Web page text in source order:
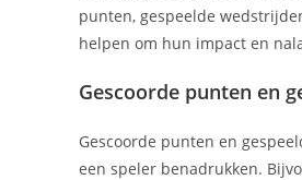
punten, gespeelde
helpen om hun impact en
Gescoorde punten en
Gescoorde punten en
een speler benadrukken.